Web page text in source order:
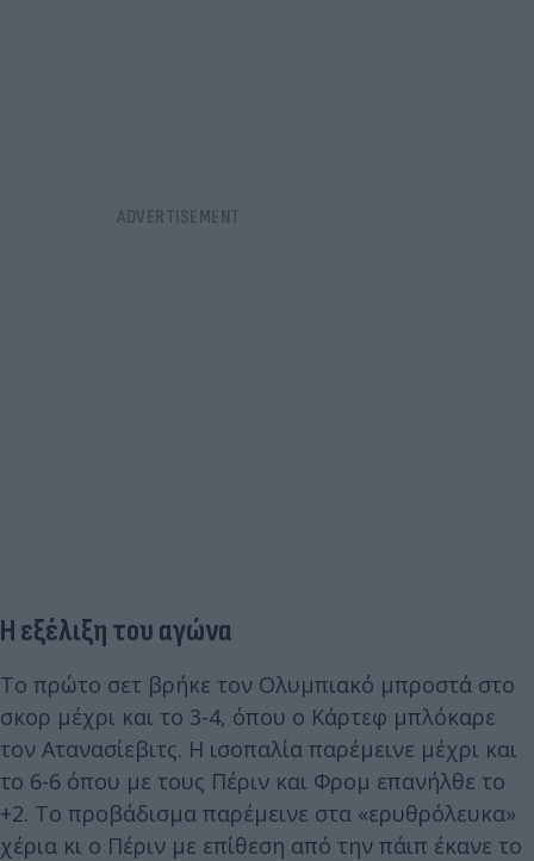
Η εξέλιξη του αγώνα
Το πρώτο σετ βρήκε τον Ολυμπιακό μπροστά στο
σκορ μέχρι και το 3-4, όπου ο Κάρτεφ μπλόκαρε
τον Ατανασίεβιτς. Η ισοπαλία παρέμεινε μέχρι και
το 6-6 όπου με τους Πέριν και Φρομ επανήλθε το
+2. Το προβάδισμα παρέμεινε στα «ερυθρόλευκα»
χέρια κι ο Πέριν με επίθεση από την πάιπ έκανε το